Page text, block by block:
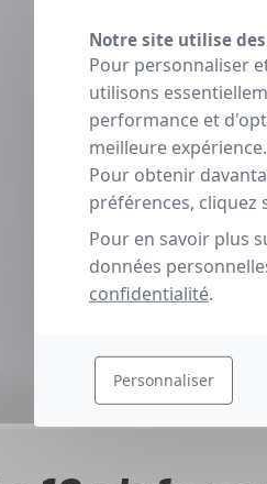
Notre site utilise
Pour personnaliser
utilisons
performance et
meilleure expérience.
Pour obtenir
préférences, cliquez
Pour en savoir plus
données
confidentialité.
Personnaliser